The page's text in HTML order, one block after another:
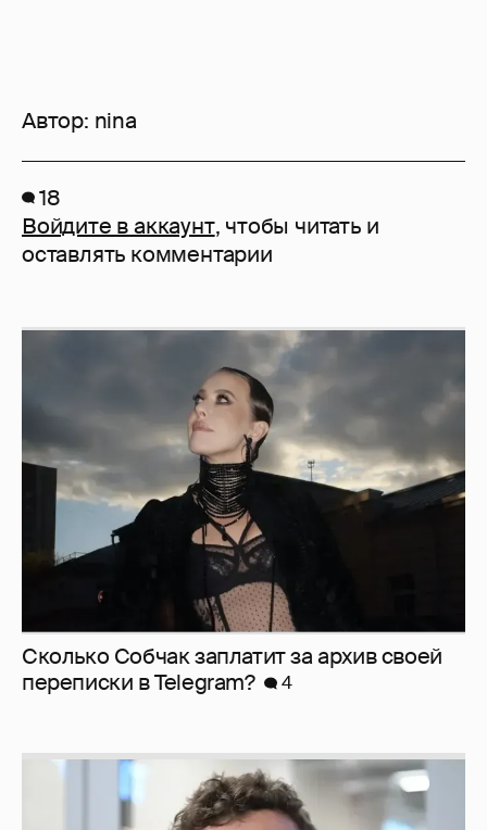
Автор: nina
18
Войдите в аккаунт, чтобы читать и
оставлять комментарии
Сколько Собчак заплатит за архив своей
перeписки в Telegram?
4